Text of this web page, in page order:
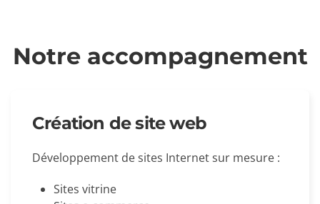
Notre accompa­gnement
Création de site web
Développement de sites Internet sur mesure :
Sites vitrine